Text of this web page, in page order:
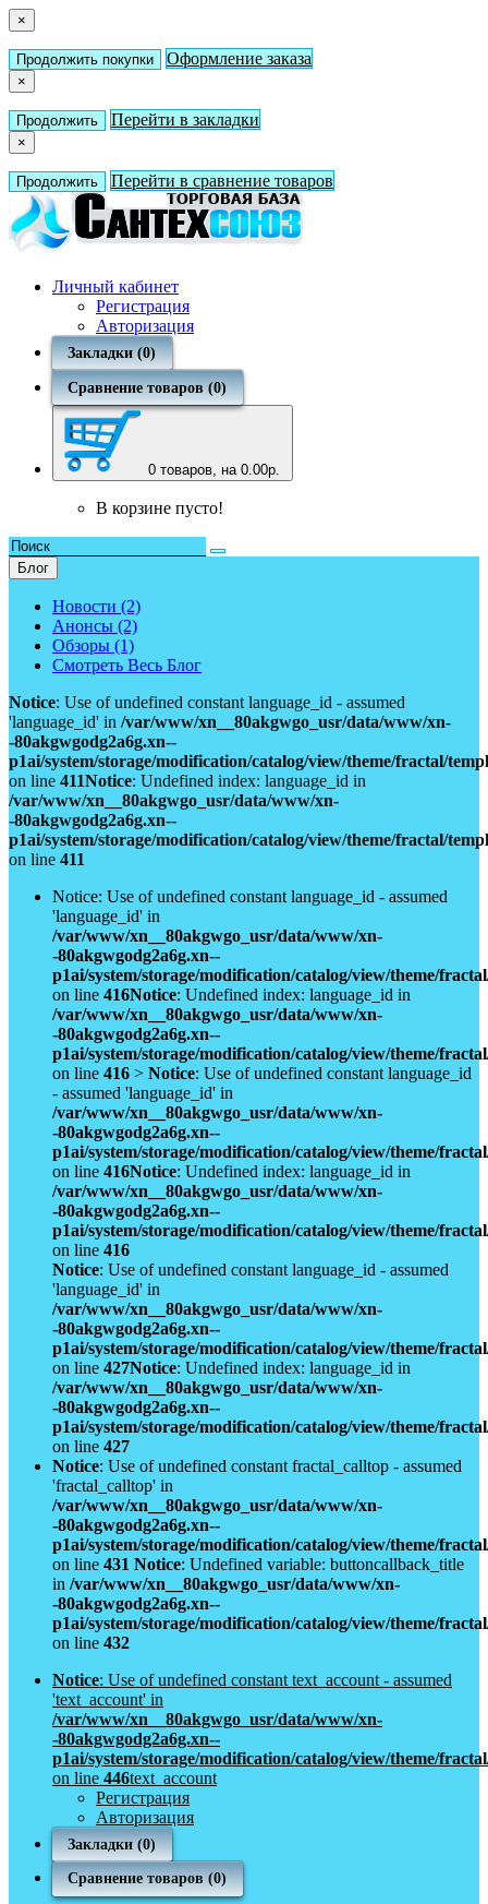
×
Продолжить покупки Оформление заказа
×
Продолжить Перейти в закладки
×
Продолжить Перейти в сравнение товаров
Личный кабинет
Регистрация
Авторизация
Закладки (0)
Сравнение товаров (0)
0 товаров, на 0.00р.
В корзине пусто!
Блог
Новости (2)
Анонсы (2)
Обзоры (1)
Смотреть Весь Блог
Notice: Use of undefined constant language_id - assumed
'language_id' in /var/www/xn__80akgwgo_usr/data/www/xn-
-80akgwgodg2a6g.xn--
p1ai/system/storage/modification/catalog/view/theme/fractal/
on line 411Notice: Undefined index: language_id in
/var/www/xn__80akgwgo_usr/data/www/xn-
-80akgwgodg2a6g.xn--
p1ai/system/storage/modification/catalog/view/theme/fractal/
on line 411
Notice: Use of undefined constant language_id - assumed
'language_id' in
/var/www/xn__80akgwgo_usr/data/www/xn-
-80akgwgodg2a6g.xn--
p1ai/system/storage/modification/catalog/view/theme/
on line 416Notice: Undefined index: language_id in
/var/www/xn__80akgwgo_usr/data/www/xn-
-80akgwgodg2a6g.xn--
p1ai/system/storage/modification/catalog/view/theme/
on line 416 > Notice: Use of undefined constant language_id
- assumed 'language_id' in
/var/www/xn__80akgwgo_usr/data/www/xn-
-80akgwgodg2a6g.xn--
p1ai/system/storage/modification/catalog/view/theme/
on line 416Notice: Undefined index: language_id in
/var/www/xn__80akgwgo_usr/data/www/xn-
-80akgwgodg2a6g.xn--
p1ai/system/storage/modification/catalog/view/theme/
on line 416
Notice: Use of undefined constant language_id - assumed
'language_id' in
/var/www/xn__80akgwgo_usr/data/www/xn-
-80akgwgodg2a6g.xn--
p1ai/system/storage/modification/catalog/view/theme/
on line 427Notice: Undefined index: language_id in
/var/www/xn__80akgwgo_usr/data/www/xn-
-80akgwgodg2a6g.xn--
p1ai/system/storage/modification/catalog/view/theme/
on line 427
Notice: Use of undefined constant fractal_calltop - assumed
'fractal_calltop' in
/var/www/xn__80akgwgo_usr/data/www/xn-
-80akgwgodg2a6g.xn--
p1ai/system/storage/modification/catalog/view/theme/
on line 431 Notice: Undefined variable: buttoncallback_title
in /var/www/xn__80akgwgo_usr/data/www/xn-
-80akgwgodg2a6g.xn--
p1ai/system/storage/modification/catalog/view/theme/
on line 432
Notice: Use of undefined constant text_account - assumed
'text_account' in
/var/www/xn__80akgwgo_usr/data/www/xn-
-80akgwgodg2a6g.xn--
p1ai/system/storage/modification/catalog/view/theme/
on line 446text_account
Регистрация
Авторизация
Закладки (0)
Сравнение товаров (0)